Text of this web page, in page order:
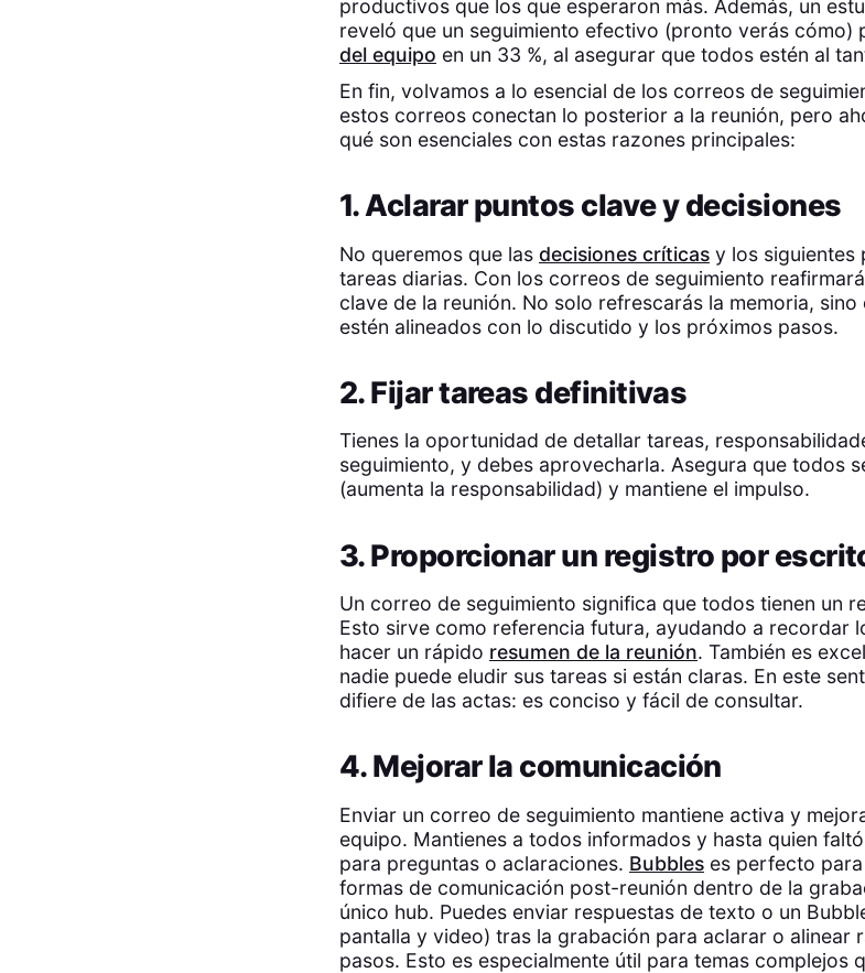
productivos que los que esperaron más. Además, un
reveló que un seguimiento efectivo (pronto verás cómo)
del equipo en un 33 %, al asegurar que todos estén al
En fin, volvamos a lo esencial de los correos de
estos correos conectan lo posterior a la reunión, pero
qué son esenciales con estas razones principales:
1. Aclarar puntos clave y decisiones
No queremos que las decisiones críticasy los siguientes
tareas diarias. Con los correos de seguimiento
clave de la reunión. No solo refrescarás la memoria,
estén alineados con lo discutido y los próximos pasos.
2. Fijar tareas definitivas
Tienes la oportunidad de detallar tareas,
seguimiento, y debes aprovecharla. Asegura que todos
(aumenta la responsabilidad) y mantiene el impulso.
3. Proporcionar un registro por
Un correo de seguimiento significa que todos tienen un
Esto sirve como referencia futura, ayudando a recordar
hacer un rápido resumen de la reunión. También es
nadie puede eludir sus tareas si están claras. En este
difiere de las actas: es conciso y fácil de consultar.
4. Mejorar la comunicación
Enviar un correo de seguimiento mantiene activa y
equipo. Mantienes a todos informados y hasta quien
para preguntas o aclaraciones. Bubbleses perfecto para
formas de comunicación post-reunión dentro de la
único hub. Puedes enviar respuestas de texto o un
pantalla y video) tras la grabación para aclarar o alinear
pasos. Esto es especialmente útil para temas complejos